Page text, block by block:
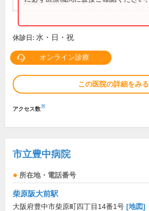
13:00～15:00 ● ●
休診日: 水・日・祝
オンライン診療
この医院の詳細をみる
アクセス数※
市立豊中病院
所在地・電話番号
柴原阪大前駅
大阪府豊中市柴原町四丁目14番1号 [地図]